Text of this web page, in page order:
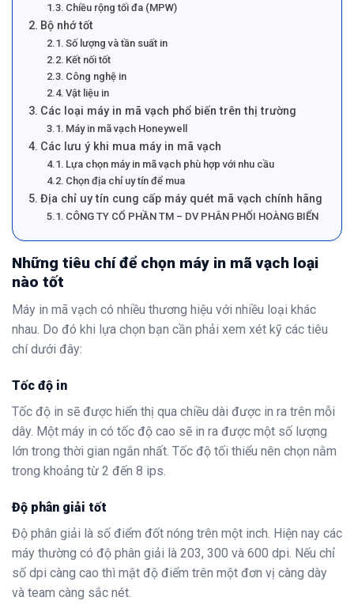
Chiều rộng tối đa (MPW)
Bộ nhớ tốt
Số lượng và tần suất in
Kết nối tốt
Công nghệ in
Vật liệu in
Các loại máy in mã vạch phổ biến trên thị trường
Máy in mã vạch Honeywell
Các lưu ý khi mua máy in mã vạch
Lựa chọn máy in mã vạch phù hợp với nhu cầu
Chọn địa chỉ uy tín để mua
Địa chỉ uy tín cung cấp máy quét mã vạch chính hãng
CÔNG TY CỔ PHẦN TM – DV PHÂN PHỐI HOÀNG BIỂN
Những tiêu chí để chọn máy in mã vạch loại
nào tốt
Máy in mã vạch có nhiều thương hiệu với nhiều loại khác
nhau. Do đó khi lựa chọn bạn cần phải xem xét kỹ các tiêu
chí dưới đây:
Tốc độ in
Tốc độ in sẽ được hiển thị qua chiều dài được in ra trên mỗi
dây. Một máy in có tốc độ cao sẽ in ra được một số lượng
lớn trong thời gian ngắn nhất. Tốc độ tối thiểu nên chọn nằm
trong khoảng từ 2 đến 8 ips.
Độ phân giải tốt
Độ phân giải là số điểm đốt nóng trên một inch. Hiện nay các
máy thường có độ phân giải là 203, 300 và 600 dpi. Nếu chỉ
số dpi càng cao thì mật độ điểm trên một đơn vị càng dày
và team càng sắc nét.